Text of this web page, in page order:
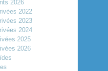
2026
2022
2023
2024
2025
2026